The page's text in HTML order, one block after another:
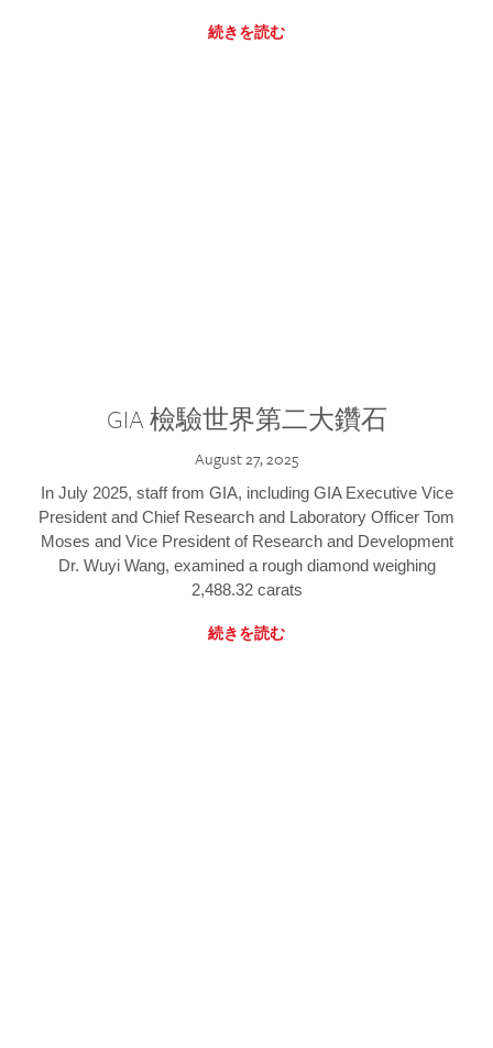
続きを読む
GIA 檢驗世界第二大鑽石
August 27, 2025
In July 2025, staff from GIA, including GIA Executive Vice
President and Chief Research and Laboratory Officer Tom
Moses and Vice President of Research and Development
Dr. Wuyi Wang, examined a rough diamond weighing
2,488.32 carats
続きを読む